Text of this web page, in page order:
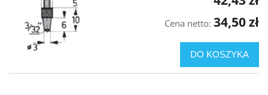
Cena netto: 34,50 zł
DO KOSZYKA